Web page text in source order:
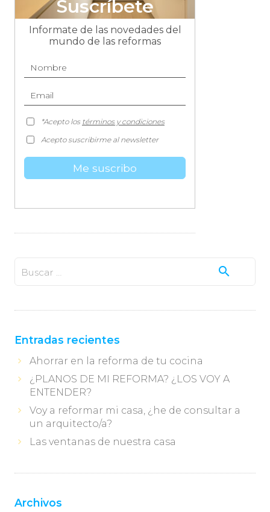
Informate de las novedades del
mundo de las reformas
*Acepto los términos y condiciones
Acepto suscribirme al newsletter
Entradas recientes
Ahorrar en la reforma de tu cocina
¿PLANOS DE MI REFORMA? ¿LOS VOY A
ENTENDER?
Voy a reformar mi casa, ¿he de consultar a
un arquitecto/a?
Las ventanas de nuestra casa
Archivos